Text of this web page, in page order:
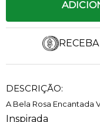
DESCRIÇÃO:
A Bela Rosa Encantada
Inspirada
RECEBA